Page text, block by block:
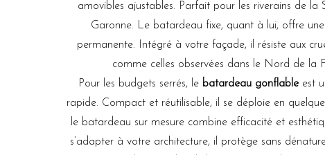
amovibles ajustables. Parfait pour les riverains de la
Garonne. Le batardeau fixe, quant à lui, offre
permanente. Intégré à votre façade, il résiste aux
comme celles observées dans le Nord de la
Pour les budgets serrés, le batardeau gonflable est
rapide. Compact et réutilisable, il se déploie en
le batardeau sur mesure combine efficacité et
s’adapter à votre architecture, il protège sans